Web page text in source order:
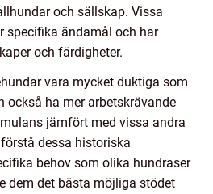
och sällskap. Vissa
specifika ändamål och har
och färdigheter.
vara mycket duktiga som
också ha mer arbetskrävande
jämfört med vissa andra
dessa historiska
behov som olika hundraser
dem det bästa möjliga stödet